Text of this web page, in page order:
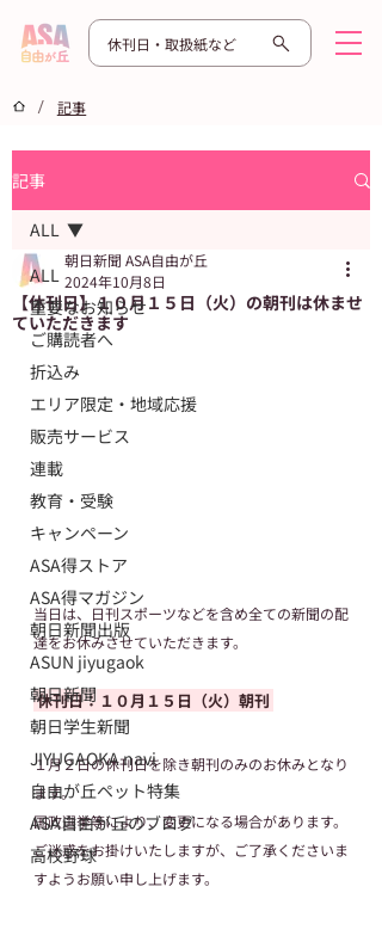
休刊日・取扱紙など
/ 記事
記事
ALL
重要なお知らせ
ご購読者へ
折込み
エリア限定・地域応援
販売サービス
連載
教育・受験
キャンペーン
ASA得ストア
ASA得マガジン
朝日新聞出版
ASUN jiyugaok
朝日新聞
朝日学生新聞
JIYUGAOKA navi
自由が丘ペット特集
ASA自由が丘のブログ
高校野球
ALL
【休刊日】１０月１５日（火）の朝刊は休ませ
ていただきます
朝日新聞 ASA自由が丘
2024年10月8日
当日は、日刊スポーツなどを含め全ての新聞の配
達をお休みさせていただきます。
休刊日：１０月１５日（火）朝刊
１月２日の休刊日を除き朝刊のみのお休みとなり
ます。
国政選挙等により、変更になる場合があります。
ご迷惑をお掛けいたしますが、ご了承くださいま
すようお願い申し上げます。